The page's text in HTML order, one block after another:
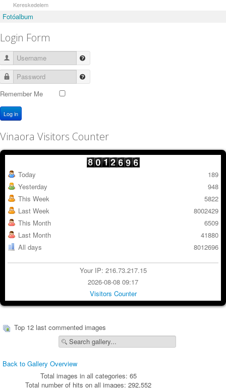
Kereskedelem
Fotóalbum
Login Form
Username
Password
Remember Me
Log in
Vinaora Visitors Counter
Today
Yesterday
This Week
Last Week
This Month
Last Month
All days
189
948
5822
8002429
6509
41880
8012696
Your IP: 216.73.217.15
2026-08-08 09:17
Visitors Counter
Top 12 last commented images
Back to Gallery Overview
Total images in all categories: 65
Total number of hits on all images: 292,552